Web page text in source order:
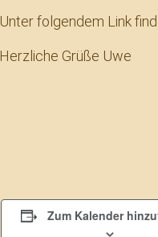
Unter folgendem Link
Herzliche Grüße Uwe
Zum Kalender